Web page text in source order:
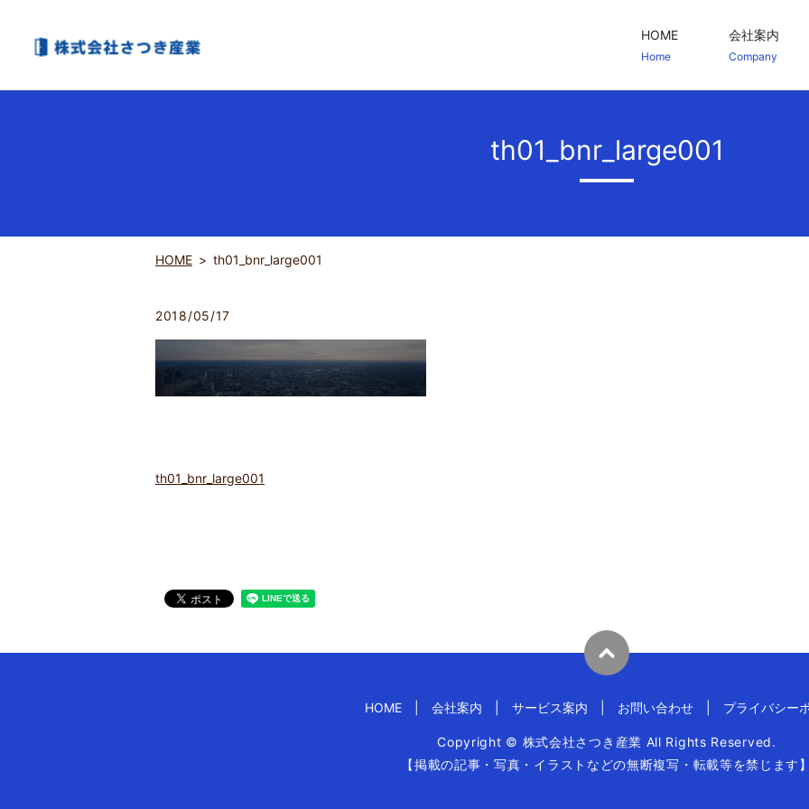
HOME
Home
会社案内
Company
th01_bnr_large001
HOME th01_bnr_large001
2018/05/17
th01_bnr_large001
HOME 会社案内 サービス案内 お問い合わせ プライバシー
Copyright © 株式会社さつき産業 All Rights Reserved.
【掲載の記事・写真・イラストなどの無断複写・転載等を禁じます】